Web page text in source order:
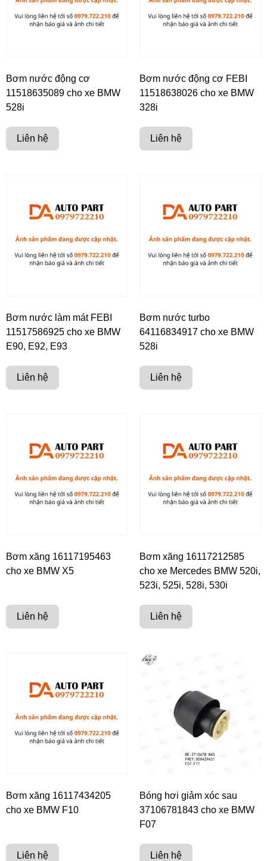
Bơm nước động cơ
11518635089 cho xe BMW
528i
Liên hệ
Bơm nước động cơ FEBI
11518638026 cho xe BMW
328i
Liên hệ
Bơm nước làm mát FEBI
11517586925 cho xe BMW
E90, E92, E93
Liên hệ
Bơm nước turbo
64116834917 cho xe BMW
528i
Liên hệ
Bơm xăng 16117195463
cho xe BMW X5
Liên hệ
Bơm xăng 16117212585
cho xe Mercedes BMW 520i,
523i, 525i, 528i, 530i
Liên hệ
Bơm xăng 16117434205
cho xe BMW F10
Liên hệ
Bóng hơi giảm xóc sau
37106781843 cho xe BMW
F07
Liên hệ